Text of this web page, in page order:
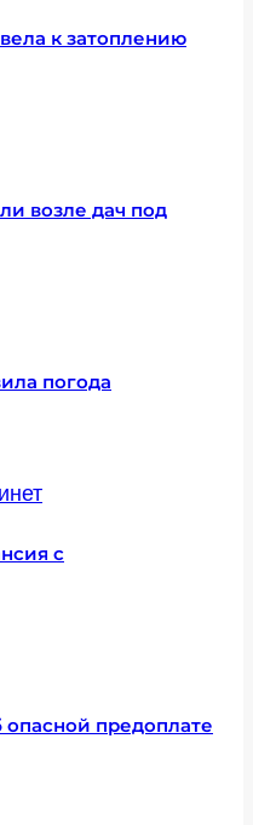
к затоплению
возле дач под
погода
с
предоплате